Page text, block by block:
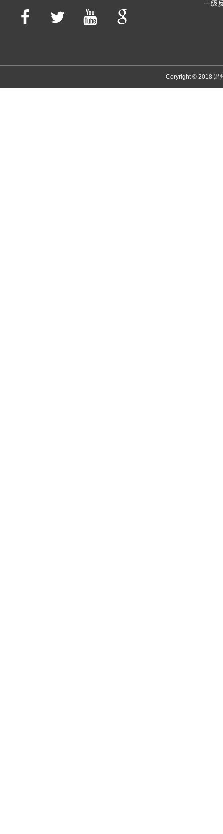
一级
Coryright © 2018 温